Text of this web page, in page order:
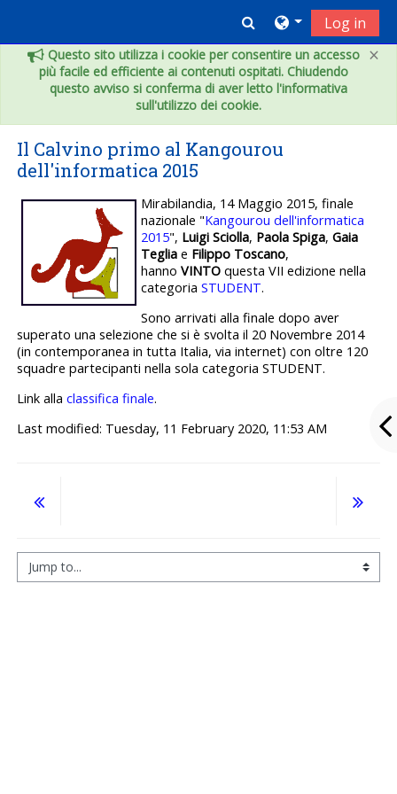
×
Questo sito utilizza i cookie per consentire un accesso
più facile ed efficiente ai contenuti ospitati. Chiudendo
questo avviso si conferma di aver letto l'informativa
sull'utilizzo dei cookie.
Toggle search
Log in
Il Calvino primo al Kangourou
dell'informatica 2015
Mirabilandia, 14 Maggio 2015, finale
nazionale "Kangourou dell'informatica
2015", Luigi Sciolla, Paola Spiga,Gaia
Teglia e Filippo Toscano,
hannoVINTO questa VII edizione nella
categoriaSTUDENT.
Sono arrivati alla finale dopo aver
superato una selezione che si è svolta il 20 Novembre 2014
(in contemporanea in tutta Italia, via internet) con oltre 120
squadre partecipanti nella sola categoria STUDENT.
Link alla classifica finale.
Last modified: Tuesday, 11 February 2020, 11:53 AM
Jump to...